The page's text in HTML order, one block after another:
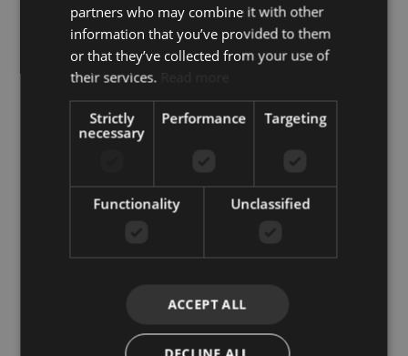
partners who may combine it with other
information that you’ve provided to them
or that they’ve collected from your use of
their services.
Strictly
necessary
Performance Targeting
Functionality Unclassified
ACCEPT ALL